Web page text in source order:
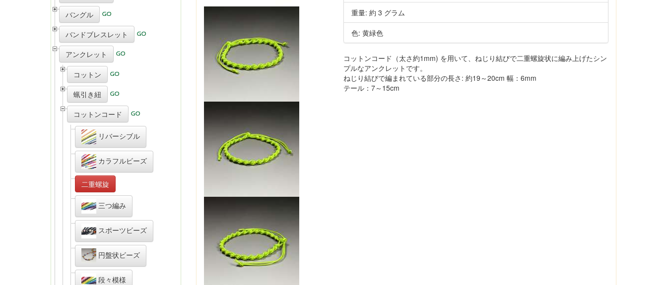
重量: 約 3 グラム
色: 黄緑色
コットンコード（太さ約1mm) を用いて、ねじり結びで二重螺旋状に編み上げたシン
プルなアンクレットです。
ねじり結びで編まれている部分の長さ: 約19～20cm 幅：6mm
テール：7～15cm
バングル
バンドブレスレット
アンクレット
コットン
蝋引き紐
コットンコード
リバーシブル
カラフルビーズ
二重螺旋
三つ編み
スポーツビーズ
円盤状ビーズ
段々模様